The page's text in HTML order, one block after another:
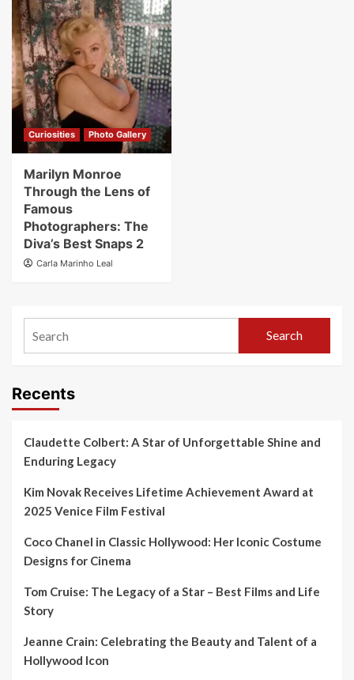
Curiosities Photo Gallery
Marilyn Monroe
Through the Lens of
Famous
Photographers: The
Diva’s Best Snaps 2
Carla Marinho Leal
Search
Recents
Claudette Colbert: A Star of Unforgettable Shine and
Enduring Legacy
Kim Novak Receives Lifetime Achievement Award at
2025 Venice Film Festival
Coco Chanel in Classic Hollywood: Her Iconic Costume
Designs for Cinema
Tom Cruise: The Legacy of a Star – Best Films and Life
Story
Jeanne Crain: Celebrating the Beauty and Talent of a
Hollywood Icon